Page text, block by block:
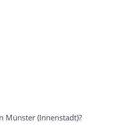
Münster (Innenstadt)?